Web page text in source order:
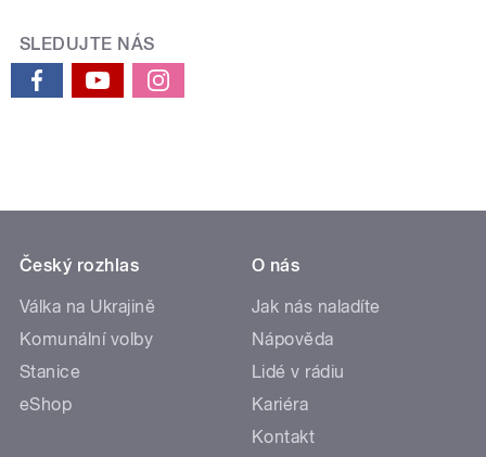
SLEDUJTE NÁS
Český rozhlas
Válka na Ukrajině
Komunální volby
Stanice
eShop
O nás
Jak nás naladíte
Nápověda
Lidé v rádiu
Kariéra
Kontakt